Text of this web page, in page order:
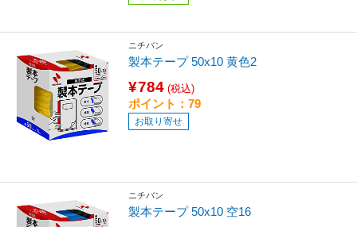
ニチバン
製本テープ 50x10 黄色2
¥784 (税込)
ポイント：79
お取り寄せ
ニチバン
製本テープ 50x10 空16